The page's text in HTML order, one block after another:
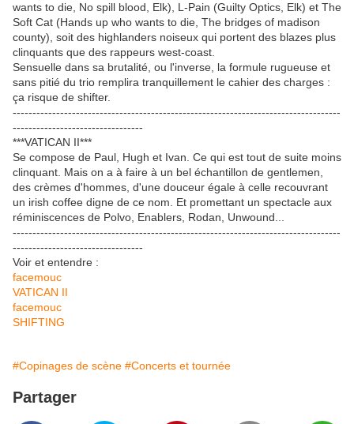
wants to die, No spill blood, Elk), L-Pain (Guilty Optics, Elk) et The
Soft Cat (Hands up who wants to die, The bridges of madison
county), soit des highlanders noiseux qui portent des blazes plus
clinquants que des rappeurs west-coast.
Sensuelle dans sa brutalité, ou l'inverse, la formule rugueuse et
sans pitié du trio remplira tranquillement le cahier des charges :
ça risque de shifter.
-----------------------------------------------------------------------------------
---------------------------------
***VATICAN II***
Se compose de Paul, Hugh et Ivan. Ce qui est tout de suite moins
clinquant. Mais on a à faire à un bel échantillon de gentlemen,
des crèmes d'hommes, d'une douceur égale à celle recouvrant
un irish coffee digne de ce nom. Et promettant un spectacle aux
réminiscences de Polvo, Enablers, Rodan, Unwound...
-----------------------------------------------------------------------------------
---------------------------------
Voir et entendre :
facemouc
VATICAN II
facemouc
SHIFTING
#Copinages de scène #Concerts et tournée
Partager